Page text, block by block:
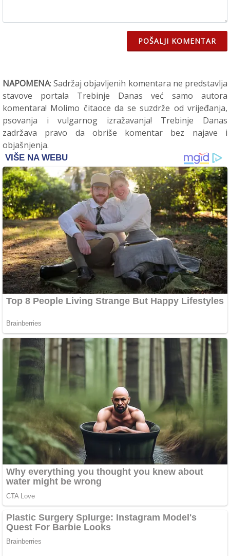
POŠALJI KOMENTAR
NAPOMENA: Sadržaj objavljenih komentara ne predstavlja
stavove portala Trebinje Danas već samo autora
komentara! Molimo čitaoce da se suzdrže od vrijeđanja,
psovanja i vulgarnog izražavanja! Trebinje Danas
zadržava pravo da obriše komentar bez najave i
objašnjenja.